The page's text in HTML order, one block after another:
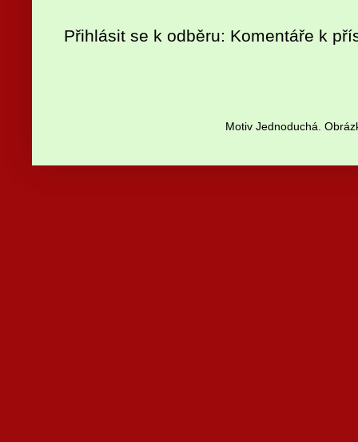
Přihlásit se k odběru: Komentáře k
Motiv Jednoduchá.